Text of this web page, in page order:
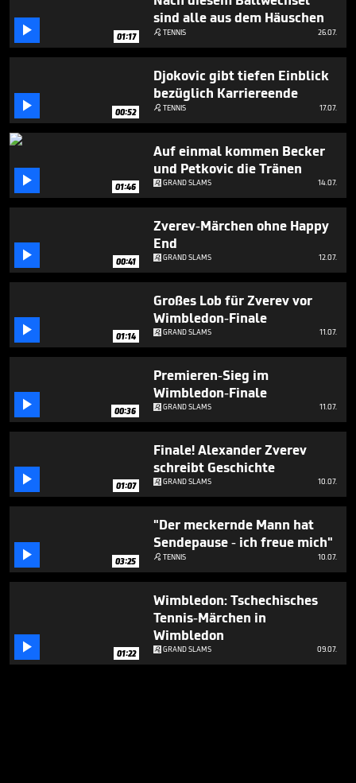
 01:17
sind alle aus dem Häuschen
 TENNIS 26.07.
 00:52
Djokovic gibt tiefen Einblick
bezüglich Karriereende
 TENNIS 17.07.
 01:46
Auf einmal kommen Becker
und Petkovic die Tränen
GRAND SLAMS 14.07.
 00:41
Zverev-Märchen ohne Happy
End
GRAND SLAMS 12.07.
 01:14
Großes Lob für Zverev vor
Wimbledon-Finale
GRAND SLAMS 11.07.
 00:36
Premieren-Sieg im
Wimbledon-Finale
GRAND SLAMS 11.07.
 01:07
Finale! Alexander Zverev
schreibt Geschichte
GRAND SLAMS 10.07.
 03:25
"Der meckernde Mann hat
Sendepause - ich freue mich"
 TENNIS 10.07.
 01:22
Wimbledon: Tschechisches
Tennis-Märchen in
Wimbledon
GRAND SLAMS 09.07.